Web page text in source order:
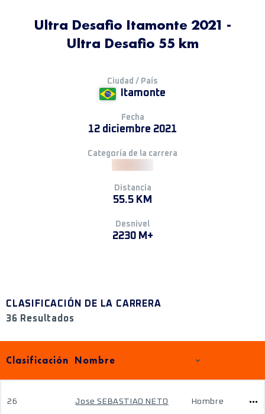
Ultra Desafio Itamonte 2021 -
Ultra Desafio 55 km
Ciudad / País
Itamonte
Fecha
12 diciembre 2021
Categoría de la carrera
Distancia
55.5 KM
Desnivel
2230 M+
CLASIFICACIÓN DE LA CARRERA
36 Resultados
Clasificación Nombre
26 Jose SEBASTIAO NETO Hombre